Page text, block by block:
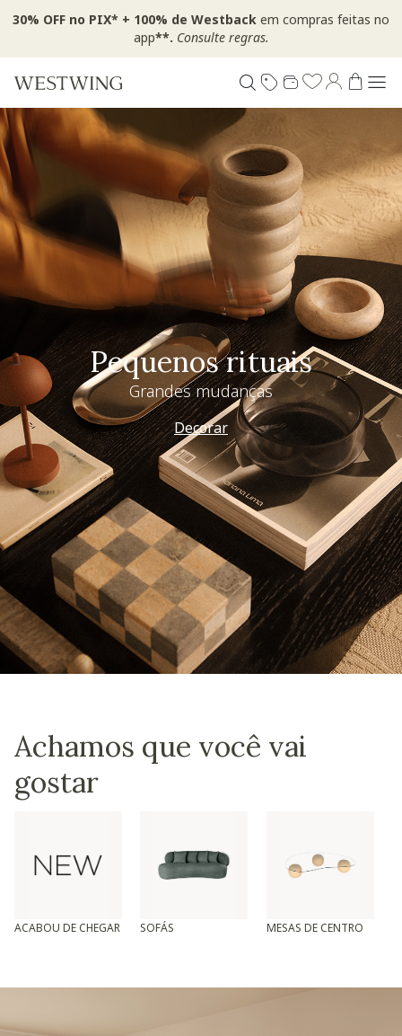
30% OFF no PIX* + 100% de Westback em compras feitas no
app**. Consulte regras.
Pequenos rituais
Grandes mudanças
Decorar
Achamos que você vai
gostar
ACABOU DE CHEGAR SOFÁS MESAS DE CENTRO